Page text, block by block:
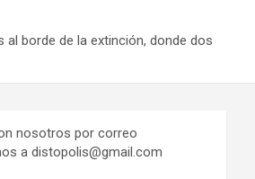
al borde de la extinción, donde dos
nosotros por correo
a distopolis@gmail.com